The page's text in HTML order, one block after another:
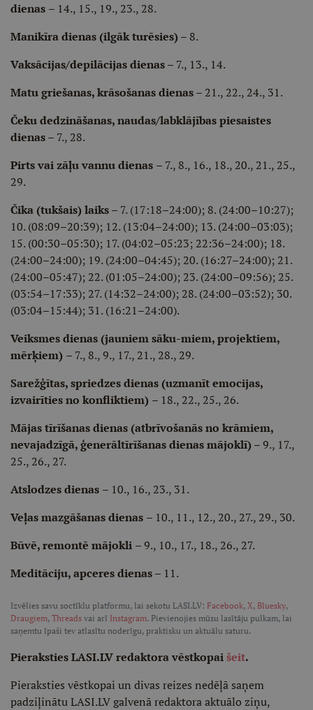
dienas – 14., 15., 19., 23., 28.
Manikīra dienas (ilgāk turēsies) – 8.
Vaksācijas/depilācijas dienas– 7., 13., 14.
Matu griešanas, krāsošanas dienas– 21., 22., 24., 31.
Čeku dedzināšanas, naudas/labklājības piesaistes
dienas– 7., 28.
Pirts vai zāļu vannu dienas – 7., 8., 16., 18., 20., 21., 25.,
29.
Čika (tukšais) laiks– 7. (17:18–24:00); 8. (24:00–10:27);
10. (08:09–20:39); 12. (13:04–24:00); 13. (24:00–03:03);
15. (00:30–05:30); 17. (04:02–05:23; 22:36–24:00); 18.
(24:00–24:00); 19. (24:00–04:45); 20. (16:27–24:00); 21.
(24:00–05:47); 22. (01:05–24:00); 23. (24:00–09:56); 25.
(03:54–17:33); 27. (14:32–24:00); 28. (24:00–03:52); 30.
(03:04–15:44); 31. (16:21–24:00).
Veiksmes dienas (jauniem sāku-miem, projektiem,
mērķiem) – 7., 8., 9., 17., 21., 28., 29.
Sarežģītas, spriedzes dienas (uzmanīt emocijas,
izvairīties no konfliktiem) – 18., 22., 25., 26.
Mājas tīrīšanas dienas (atbrīvošanās no krāmiem,
nevajadzīgā, ģenerāltīrīšanas dienas mājoklī) – 9., 17.,
25., 26., 27.
Atslodzes dienas – 10., 16., 23., 31.
Veļas mazgāšanas dienas – 10., 11., 12., 20., 27., 29., 30.
Būvē, remontē mājokli – 9., 10., 17., 18., 26., 27.
Meditāciju, apceres dienas– 11.
Izvēlies savu soctīklu platformu, lai sekotu LASI.LV: Facebook, X, Bluesky,
Draugiem, Threads vai arī Instagram. Pievienojies mūsu lasītāju pulkam, lai
saņemtu īpaši tev atlasītu noderīgu, praktisku un aktuālu saturu.
Pieraksties LASI.LV redaktora vēstkopaišeit.
Pieraksties vēstkopai un divas reizes nedēļā saņem
padziļinātu LASI.LV galvenā redaktora aktuālo ziņu,